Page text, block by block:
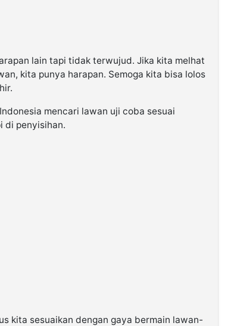
lain tapi tidak terwujud. Jika kita melhat
kita punya harapan. Semoga kita bisa lolos
mencari lawan uji coba sesuai
di penyisihan.
kita sesuaikan dengan gaya bermain lawan-